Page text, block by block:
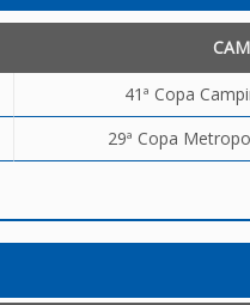
41ª Copa
29ª Copa